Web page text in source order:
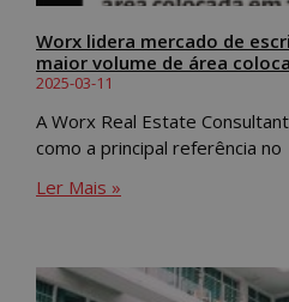
Worx lidera mercado de
maior volume de área
2025-03-11
A Worx Real Estate
como a principal referência no
Ler Mais »